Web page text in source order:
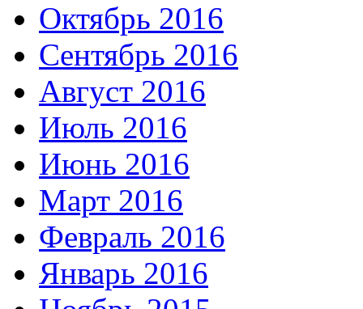
Октябрь 2016
Сентябрь 2016
Август 2016
Июль 2016
Июнь 2016
Март 2016
Февраль 2016
Январь 2016